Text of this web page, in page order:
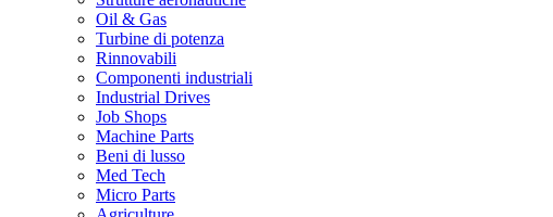
Oil & Gas
Turbine di potenza
Rinnovabili
Componenti industriali
Industrial Drives
Job Shops
Machine Parts
Beni di lusso
Med Tech
Micro Parts